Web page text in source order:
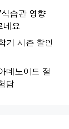
습관 영향
네요
기 시즌 할인
데노이드 절
담